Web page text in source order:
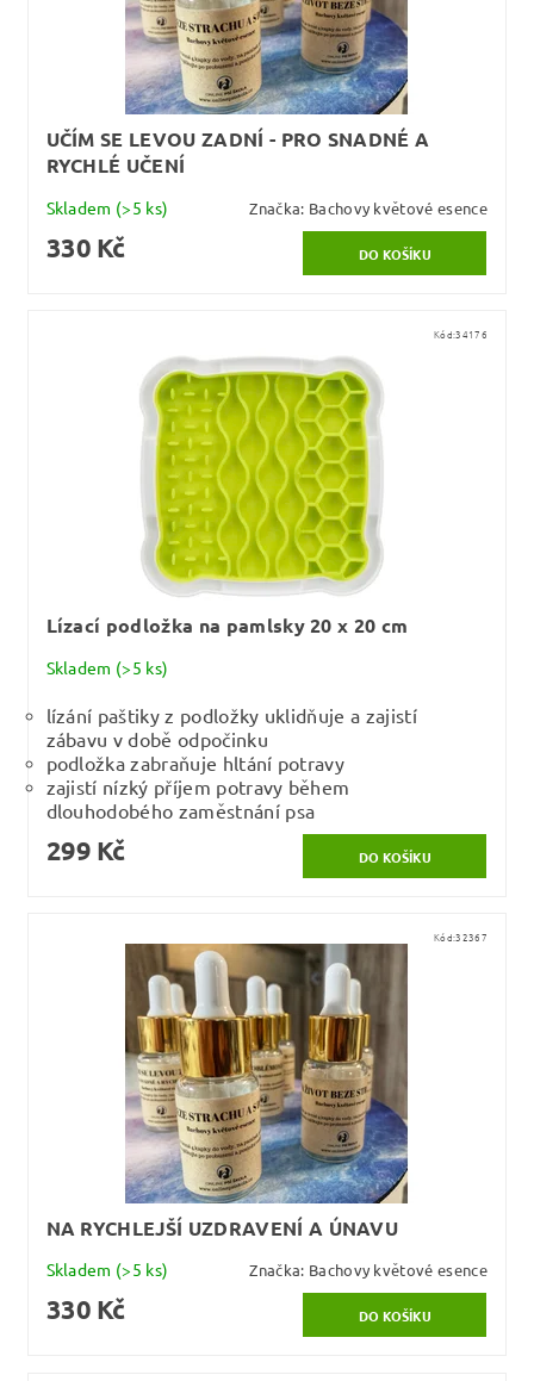
UČÍM SE LEVOU ZADNÍ - PRO SNADNÉ A
RYCHLÉ UČENÍ
Skladem (>5 ks) Značka: Bachovy květové esence
330 Kč
Kód:34176
Lízací podložka na pamlsky 20 x 20 cm
Skladem (>5 ks)
lízání paštiky z podložky uklidňuje a zajistí
zábavu v době odpočinku
podložka zabraňuje hltání potravy
zajistí nízký příjem potravy během
dlouhodobého zaměstnání psa
299 Kč
Kód:32367
NA RYCHLEJŠÍ UZDRAVENÍ A ÚNAVU
Skladem (>5 ks) Značka: Bachovy květové esence
330 Kč